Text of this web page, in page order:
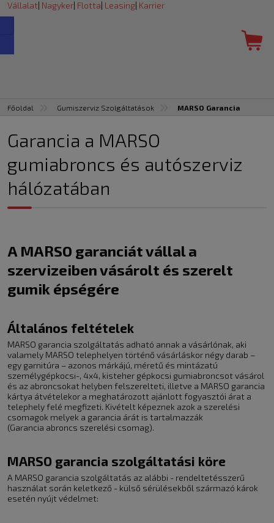
Vállalat| Nagyker| Flotta| Leasing| Karrier
Főoldal Gumiszerviz Szolgáltatások MARSO Garancia
Garancia a MARSO
gumiabroncs és autószerviz
hálózatában
A MARSO garanciát vállal a
szervizeiben vásárolt és szerelt
gumik épségére
Általános feltételek
MARSO garancia szolgáltatás adható annak a vásárlónak, aki
valamely MARSO telephelyen történő vásárláskor négy darab –
egy garnitúra – azonos márkájú, méretű és mintázatú
személygépkocsi-, 4x4, kisteher gépkocsi gumiabroncsot vásárol
és az abroncsokat helyben felszerelteti, illetve a MARSO garancia
kártya átvételekor a meghatározott ajánlott fogyasztói árat a
telephely felé megfizeti. Kivételt képeznek azok a szerelési
csomagok melyek a garancia árát is tartalmazzák
(Garancia abroncs szerelési csomag).
MARSO garancia szolgáltatási köre
A MARSO garancia szolgáltatás az alábbi - rendeltetésszerű
használat során keletkező - külső sérülésekből származó károk
esetén nyújt védelmet: